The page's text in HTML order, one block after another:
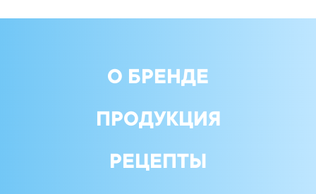
кислота, уксусная кислота; консерванты: бензоат
О БРЕНДЕ
ПРОДУКЦИЯ
РЕЦЕПТЫ